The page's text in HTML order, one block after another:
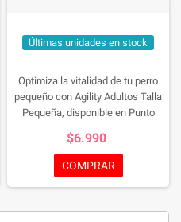
Últimas unidades en stock
Optimiza la vitalidad de tu perro
pequeño con Agility Adultos Talla
Pequeña, disponible en Punto
la tecnología Active Health
asegura niveles óptimos de
energía y vitalidad. ¡Dale a tu
cómpralo hoy!
$6.990
COMPRAR